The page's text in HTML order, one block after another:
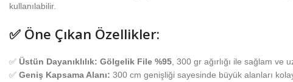
kullanılabilir.
✅ Öne Çıkan Özellikler:
✅ Üstün Dayanıklılık: Gölgelik File %95 , 300 gr ağırlığı ile sağlam ve
✅ Geniş Kapsama Alanı: 300 cm genişliği sayesinde büyük alanları